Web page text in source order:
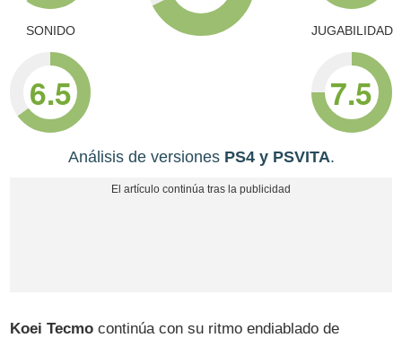
SONIDO
6.5
JUGABILIDAD
7.5
Análisis de versiones PS4 y PSVITA.
Koei Tecmo continúa con su ritmo endiablado de